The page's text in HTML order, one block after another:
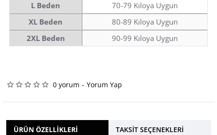
0 yorum - Yorum Yap
L Beden
70-79 Kıloya Uygun
XL Beden
80-89 Kıloya Uygun
2XL Beden
90-99 Kıloya Uygun
ÜRÜN ÖZELLIKLERI TAKSIT SEÇENEKLERI